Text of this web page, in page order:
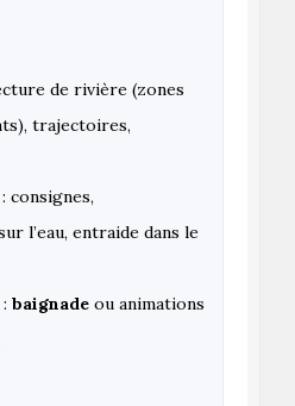
de rivière (zones
trajectoires,
consignes,
l’eau, entraide dans le
baignade ou animations